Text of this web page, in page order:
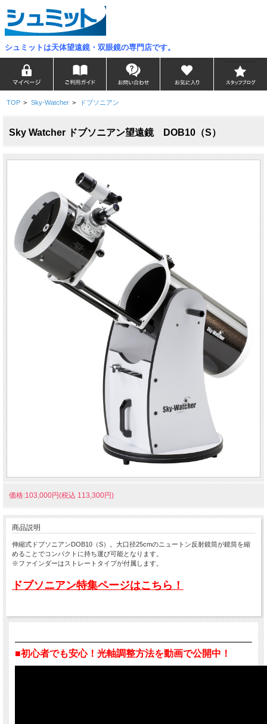
シュミットは天体望遠鏡・双眼鏡の専門店です。
TOP > Sky-Watcher > ドブソニアン
Sky Watcher ドブソニアン望遠鏡 DOB10（S）
価格:103,000円(税込 113,300円)
商品説明
伸縮式ドブソニアンDOB10（S）。大口径25cmのニュートン反射鏡筒が鏡筒を縮
めることでコンパクトに持ち運び可能となります。
※ファインダーはストレートタイプが付属します。
ドブソニアン特集ページはこちら！
■初心者でも安心！光軸調整方法を動画で公開中！